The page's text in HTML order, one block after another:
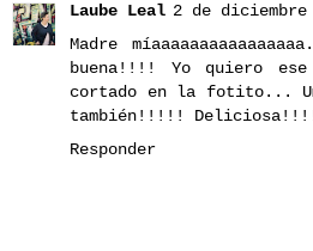
Laube Leal 2 de
Madre
buena!!!! Yo quiero ese
cortado en la fotito...
también!!!!!
Responder